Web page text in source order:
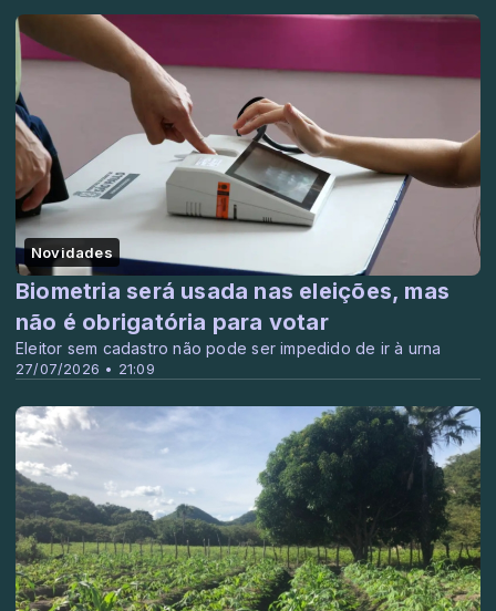
Novidades
27/07/2026 • 21:09
Biometria será usada nas eleições, mas
não é obrigatória para votar
Eleitor sem cadastro não pode ser impedido de ir à urna